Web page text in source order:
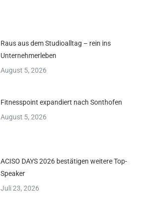
Raus aus dem Studioalltag – rein ins
Unternehmerleben
August 5, 2026
Fitnesspoint expandiert nach Sonthofen
August 5, 2026
ACISO DAYS 2026 bestätigen weitere Top-
Speaker
Juli 23, 2026